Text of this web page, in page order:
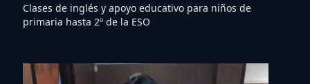
Clases de inglés y apoyo educativo para niños de
primaria hasta 2º de la ESO